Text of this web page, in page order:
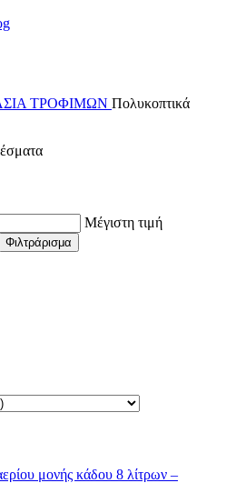
ΤΡΟΦΙΜΩΝ Πολυκοπτικά
Μέγιστη τιμή
Φιλτράρισμα